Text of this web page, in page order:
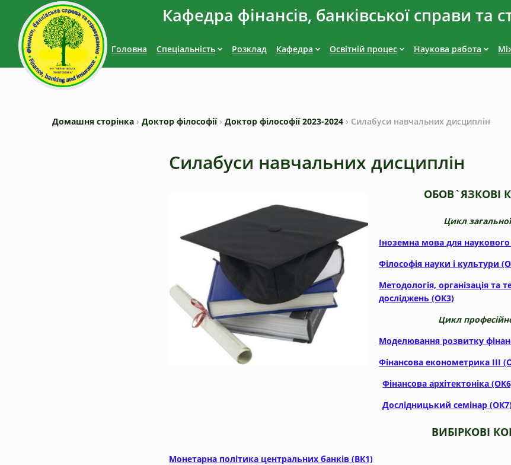
Кафедра фінансів, банківської справи та
Головна Спеціальність Розклад Кафедра Освітній процес Наукова работа
Домашня сторінка › Доктор філософії› Доктор філософії 2023-2024 › Силабуси навчальних дисциплін
Силабуси навчальних дисциплін
ОБОВ`ЯЗКОВІ
Цикл
Іноземна мова для
Філософія науки і культури
Методологія, організація та
досліджень (ОК3)
Цикл
Моделювання розвитку
Фінансова економетрика ІІІ
Фінансова архітектоніка
Дослідницький семінар
ВИБІРКОВІ
Монетарна політика центральних банків (ВК1)